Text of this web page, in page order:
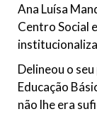
Ana Luísa
Centro Social
Delineou o
Educação
não lhe era